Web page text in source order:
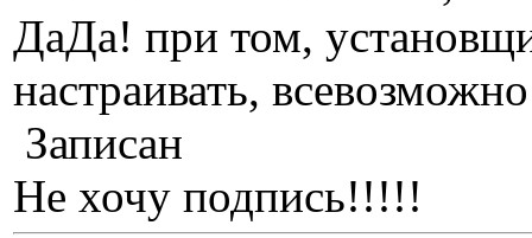
ДаДа! при том,
настраивать,
Записан
Не хочу подпись!!!!!